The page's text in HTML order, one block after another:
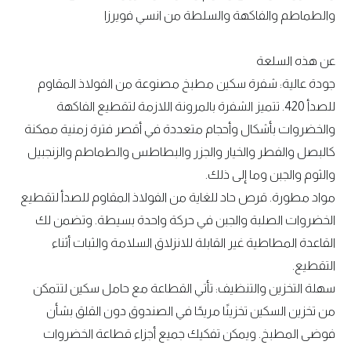
والطماطم والفاكهة والسلطة من انسي فويرزا
عن هذه السلعة
جودة عالية: شفرة سكين مطبخ مصنوعة من الفولاذ المقاوم
للصدأ 420. تتميز الشفرة بالمرونة اللازمة لتقطيع الفاكهة
والخضروات بأشكال وأحجام متعددة في أقصر فترة زمنية ممكنة
كالبصل والفطر والخيار والجزر والبطاطس والطماطم والزنجبيل
والثوم والجبن وما إلى ذلك.
مواد مطورة. قرص حاد للغاية من الفولاذ المقاوم للصدأ لتقطيع
الخضروات الصلبة والجبن في حركة واحدة بسيطة. وتضمن لك
القاعدة المطاطية غير القابلة للانزلاق السلامة والثبات أثناء
التقطيع.
سهلة التخزين والتنظيف: تأتي القطاعة مع حامل سكين لتتمكن
من تخزين السكين تخزينًا مريحًا في الصندوق دون القلق بشأن
فوضى المطبخ. ويمكن تفكيك جميع أجزاء قطاعة الخضروات